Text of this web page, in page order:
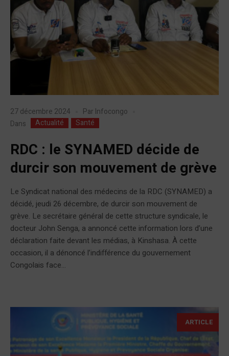
27 décembre 2024 Par Infocongo
Dans
Actualité Santé
RDC : le SYNAMED décide de
durcir son mouvement de grève
Le Syndicat national des médecins de la RDC (SYNAMED) a
décidé, jeudi 26 décembre, de durcir son mouvement de
grève. Le secrétaire général de cette structure syndicale, le
docteur John Senga, a annoncé cette information lors d’une
déclaration faite devant les médias, à Kinshasa. À cette
occasion, il a dénoncé l’indifférence du gouvernement
Congolais face...
ARTICLE